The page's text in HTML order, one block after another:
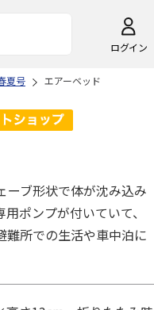
ログイン
夏号 エアーベッド
ーブ形状で体が沈み込み
ポンプが付いていて、
難所での生活や車中泊に